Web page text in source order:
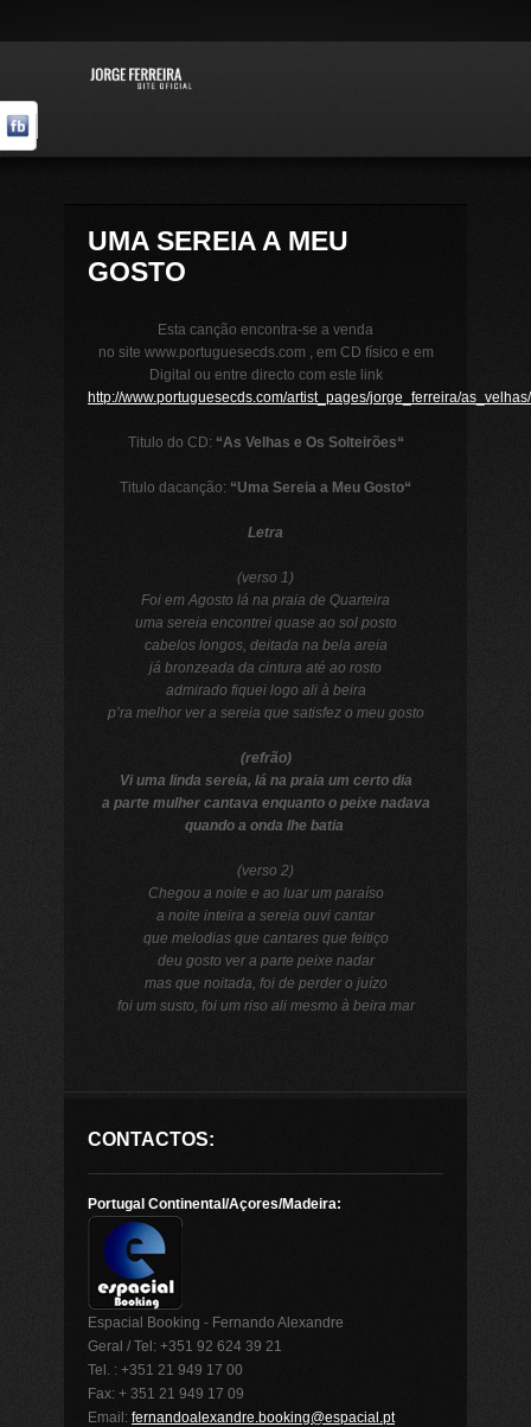
UMA SEREIA A MEU
GOSTO
Esta canção encontra-se a venda
no site www.portuguesecds.com , em CD físico e em
Digital ou entre directo com este link
http://www.portuguesecds.com/artist_pages/jorge_ferreira/
Titulo do CD: “As Velhas e Os Solteirões“
Titulo dacanção: “Uma Sereia a Meu Gosto“
Letra
(verso 1)
Foi em Agosto lá na praia de Quarteira
uma sereia encontrei quase ao sol posto
cabelos longos, deitada na bela areia
já bronzeada da cintura até ao rosto
admirado fiquei logo ali à beira
p’ra melhor ver a sereia que satisfez o meu gosto
(refrão)
Vi uma linda sereia, lá na praia um certo dia
a parte mulher cantava enquanto o peixe nadava
quando a onda lhe batia
(verso 2)
Chegou a noite e ao luar um paraíso
a noite inteira a sereia ouvi cantar
que melodias que cantares que feitiço
deu gosto ver a parte peixe nadar
mas que noitada, foi de perder o juízo
foi um susto, foi um riso ali mesmo à beira mar
CONTACTOS:
Portugal Continental/Açores/Madeira:
Espacial Booking - Fernando Alexandre
Geral / Tel: +351 92 624 39 21
Tel. : +351 21 949 17 00
Fax: + 351 21 949 17 09
Email: fernandoalexandre.booking@espacial.pt